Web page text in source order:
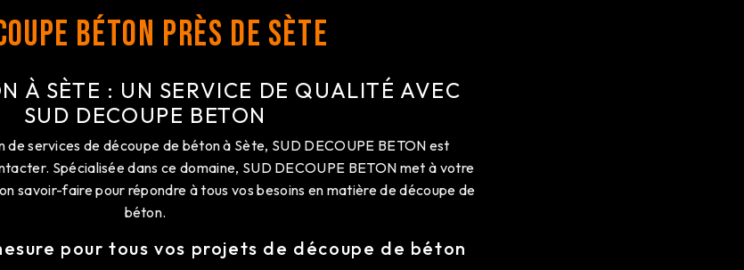
béton près de Sète
À SÈTE : UN SERVICE DE QUALITÉ AVEC
SUD DECOUPE BETON
de services de découpe de béton à Sète, SUD DECOUPE BETON est
Spécialisée dans ce domaine, SUD DECOUPE BETON met à votre
savoir-faire pour répondre à tous vos besoins en matière de découpe de
béton.
pour tous vos projets de découpe de béton